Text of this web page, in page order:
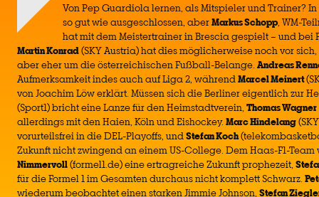
Von Pep Guardiola lernen, als Mitspieler und Trainer?
so gut wie ausgeschlossen, aberMarkus Schopp, WM-
hat mit dem Meistertrainer in Brescia gespielt – und bei
Martin Konrad(SKY Austria) hat dies möglicherweise noch vor
aber eher um die österreichischen Fußball-Belange.Andreas
Aufmerksamkeit indes auch auf Liga 2, währendMarcel Meinert
von Joachim Löw erklärt. Müssen sich die Berliner eigentlich zur
(Sport1) bricht eine Lanze für den Heimstadtverein, Thomas Wagner
allerdings mit den Haien, Köln und Eishockey.Marc Hindelang
vorurteilsfrei in die DEL-Playoffs, undStefan Koch
Zukunft nicht zwingend an einem US-College. Dem Haas-F1-
Nimmervoll(formel1.de) eine ertragreiche Zukunft prophezeit,
für die Formel 1 im Gesamten durchaus nicht komplett Schwarz.
wiederum beobachtet einen starken Jimmie Johnson, Stefan